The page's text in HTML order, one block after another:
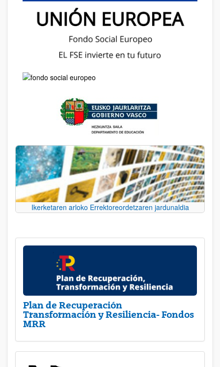
Ikerketaren arloko Errektoreordetzaren jardunaldia
Plan de Recuperación
Transformación y Resiliencia- Fondos
MRR